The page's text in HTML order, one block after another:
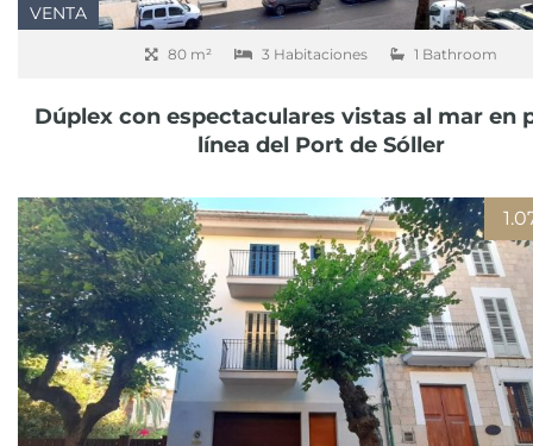
VENTA
80 m² 3 Habitaciones 1 Bathroom
Dúplex con espectaculares vistas al mar en
línea del Port de Sóller